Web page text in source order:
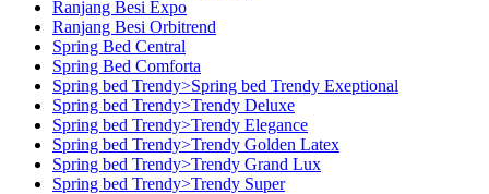
Ranjang Besi Expo
Ranjang Besi Orbitrend
Spring Bed Central
Spring Bed Comforta
Spring bed Trendy>Spring bed Trendy Exeptional
Spring bed Trendy>Trendy Deluxe
Spring bed Trendy>Trendy Elegance
Spring bed Trendy>Trendy Golden Latex
Spring bed Trendy>Trendy Grand Lux
Spring bed Trendy>Trendy Super